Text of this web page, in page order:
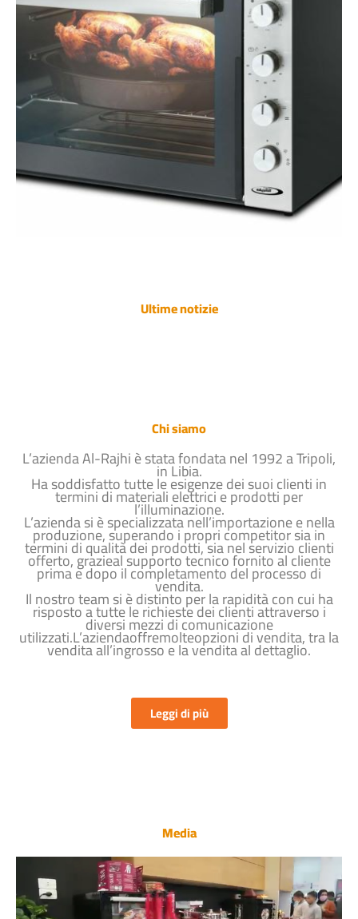
Ultime notizie
Chi siamo
L’azienda Al-Rajhi è stata fondata nel 1992 a Tripoli,
in Libia.
Ha soddisfatto tutte le esigenze dei suoi clienti in
termini di materiali elettrici e prodotti per
l’illuminazione.
L’azienda si è specializzata nell’importazione e nella
produzione, superando i propri competitor sia in
termini di qualità dei prodotti, sia nel servizio clienti
offerto, grazieal supporto tecnico fornito al cliente
prima e dopo il completamento del processo di
vendita.
Il nostro team si è distinto per la rapidità con cui ha
risposto a tutte le richieste dei clienti attraverso i
diversi mezzi di comunicazione
utilizzati.L’aziendaoffremolteopzioni di vendita, tra la
vendita all’ingrosso e la vendita al dettaglio.
Leggi di più
Media